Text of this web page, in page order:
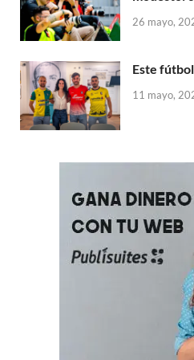
26 mayo,
Este
11 mayo,